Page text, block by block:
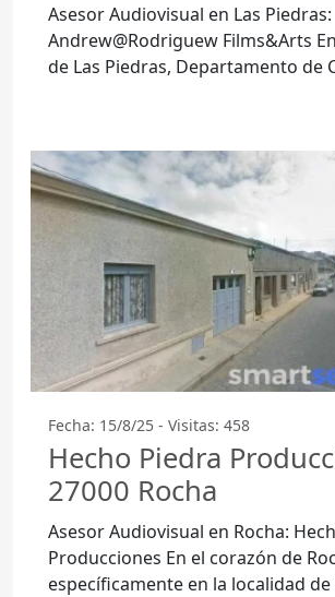
Asesor Audiovisual en Las Piedras:
Andrew@Rodriguew Films&Arts En el corazón
de Las Piedras, Departamento de
Fecha: 15/8/25 - Visitas: 458
Hecho Piedra
27000 Rocha
Asesor Audiovisual en Rocha:
Producciones En el corazón de Rocha,
específicamente en la localidad de